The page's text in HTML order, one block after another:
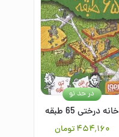
خانه درختی 65 طبقه
۴۵۴٬۱۶۰ تومان
در حد نو